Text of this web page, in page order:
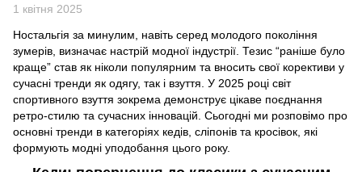
1 квітня 2025
Ностальгія за минулим, навіть серед молодого покоління
зумерів, визначає настрій модної індустрії. Тезис “раніше було
краще” став як ніколи популярним та вносить свої корективи у
сучасні тренди як одягу, так і взуття. У 2025 році світ
спортивного взуття зокрема демонструє цікаве поєднання
ретро-стилю та сучасних інновацій. Сьогодні ми розповімо про
основні тренди в категоріях кедів, сліпонів та кросівок, які
формують модні уподобання цього року.​